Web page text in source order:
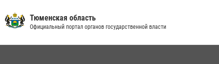
03 августа 2026, 07:23 1
Тюменская область
Официальный портал органов государственной власти